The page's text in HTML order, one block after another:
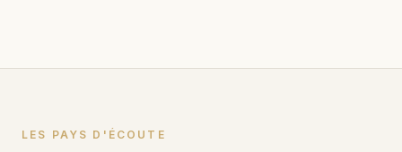
LES PAYS D'ÉCOUTE